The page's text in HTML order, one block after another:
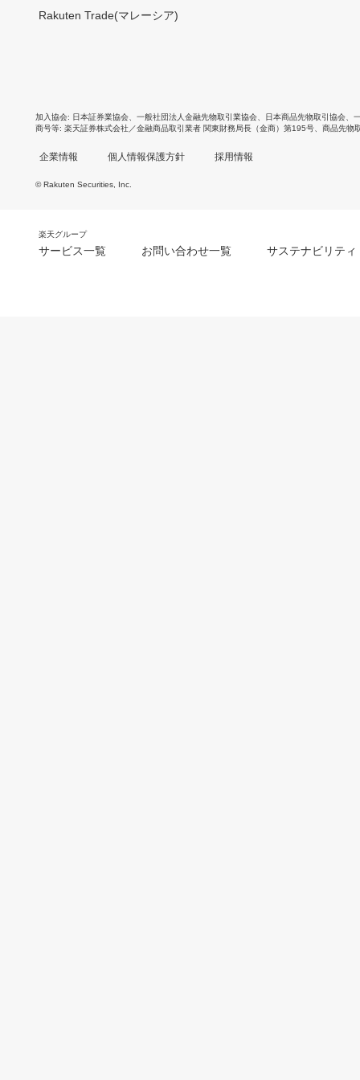
Rakuten Trade(マレーシア)
加入協会 日本証券業協会 一般社団法人金融先物取引業協会 日本商品先物取引協会
商号等 楽天証券株式会社／金融商品取引業者 関東財務局長（金商）第195号、商品先物
企業情報 個人情報保護方針 採用情報
© Rakuten Securities, Inc.
楽天グループ
サービス一覧 お問い合わせ一覧 サステナビリティ